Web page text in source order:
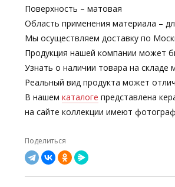
Поверхность – матовая
Область применения материала –
Мы осуществляем доставку по
Продукция нашей компании может
Узнать о наличии товара на
Реальный вид продукта может
В нашем каталоге представлена
на сайте коллекции имеют
Поделиться